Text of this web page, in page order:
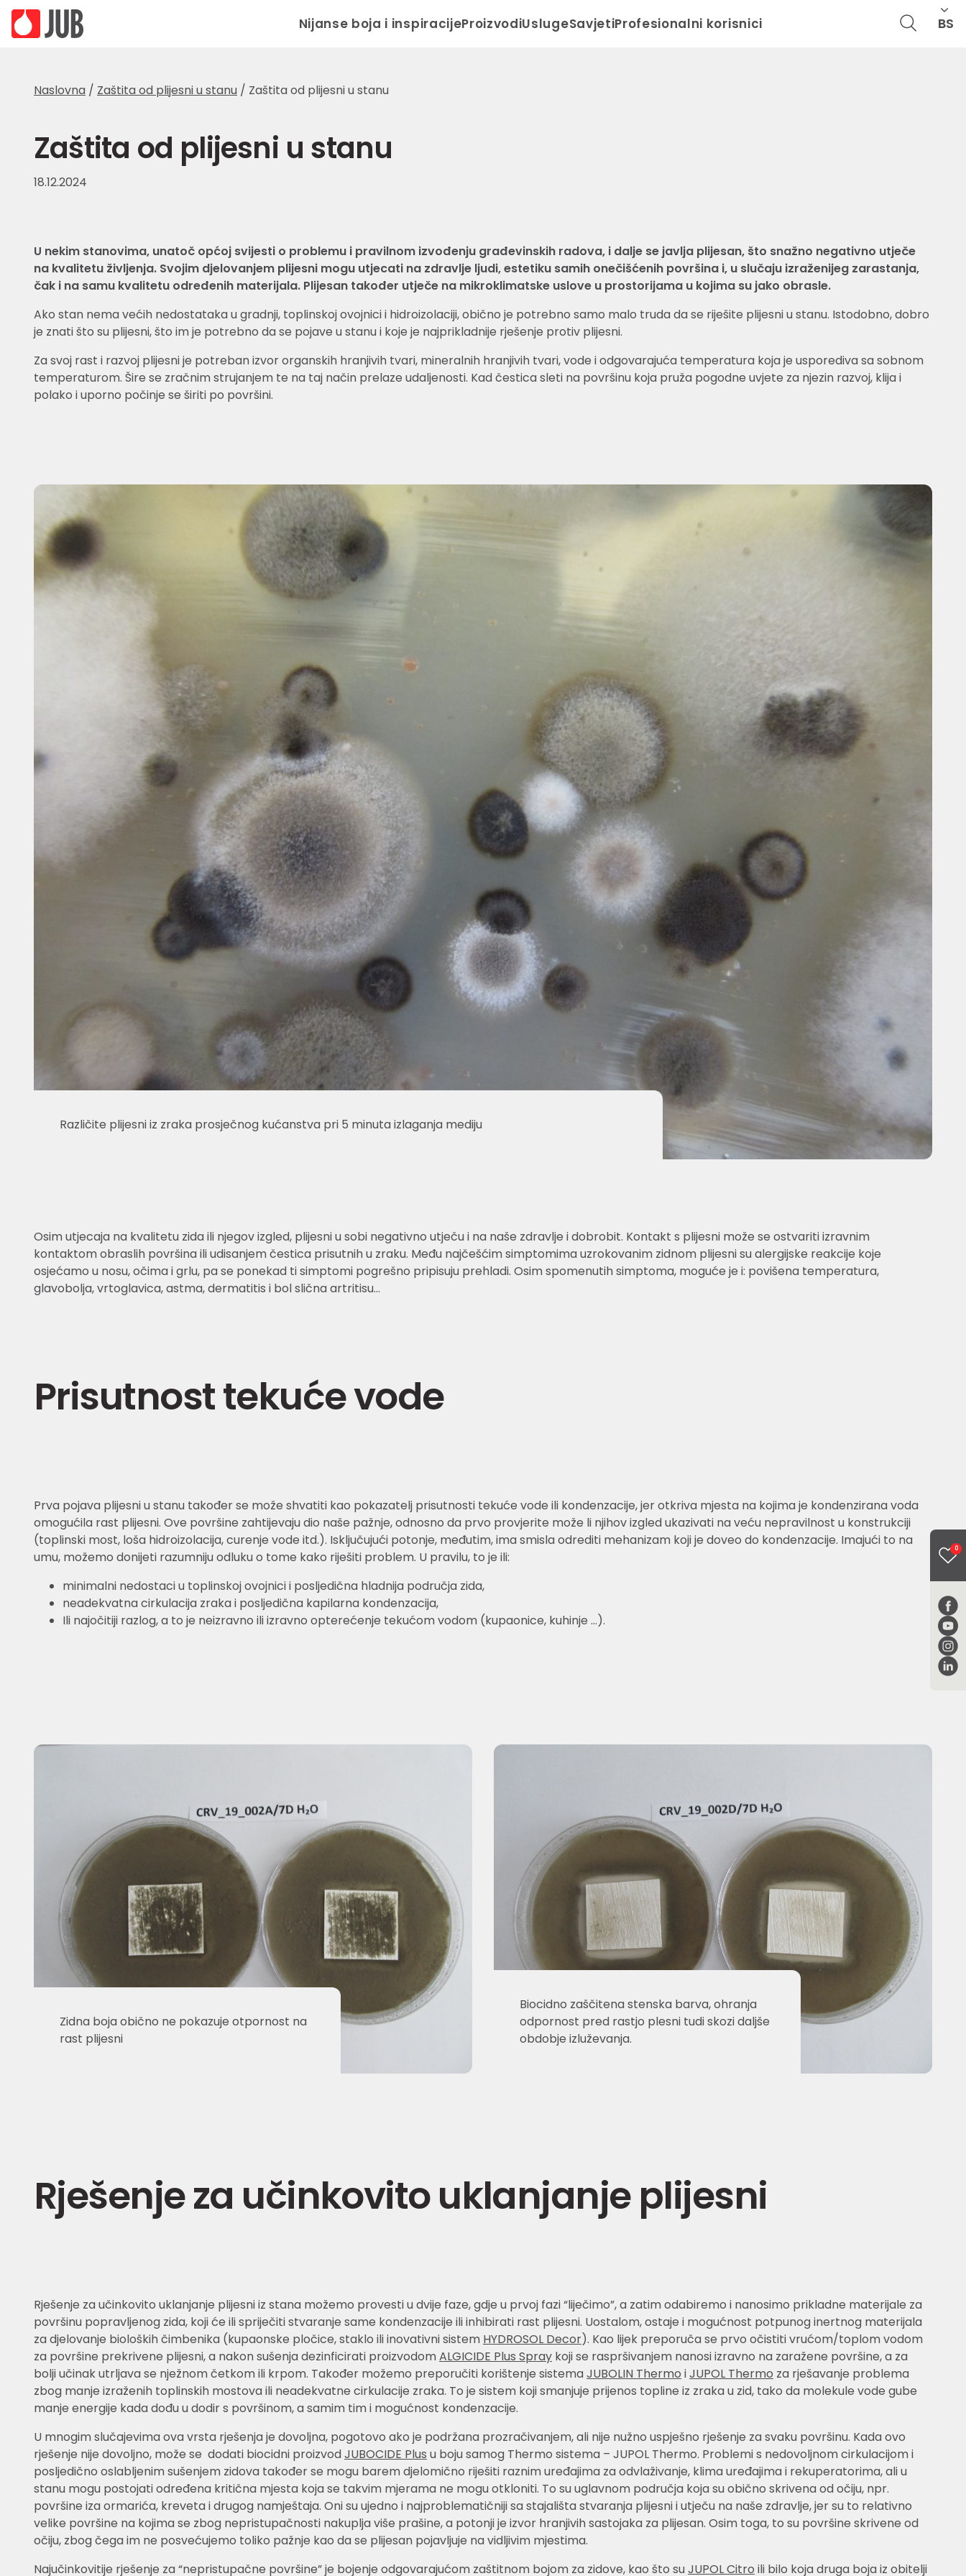
Nijanse boja i inspiracijeProizvodiUslugeSavjetiProfesionalni korisnici BS
0
Naslovna / Zaštita od plijesni u stanu / Zaštita od plijesni u stanu
Zaštita od plijesni u stanu
18.12.2024
U nekim stanovima, unatoč općoj svijesti o problemu i pravilnom izvođenju građevinskih radova, i dalje se javlja plijesan, što snažno negativno utječe
na kvalitetu življenja. Svojim djelovanjem plijesni mogu utjecati na zdravlje ljudi, estetiku samih onečišćenih površina i, u slučaju izraženijeg zarastanja,
čak i na samu kvalitetu određenih materijala. Plijesan također utječe na mikroklimatske uslove u prostorijama u kojima su jako obrasle.
Ako stan nema većih nedostataka u gradnji, toplinskoj ovojnici i hidroizolaciji, obično je potrebno samo malo truda da se riješite plijesni u stanu. Istodobno, dobro
je znati što su plijesni, što im je potrebno da se pojave u stanu i koje je najprikladnije rješenje protiv plijesni.
Za svoj rast i razvoj plijesni je potreban izvor organskih hranjivih tvari, mineralnih hranjivih tvari, vode i odgovarajuća temperatura koja je usporediva sa sobnom
temperaturom. Šire se zračnim strujanjem te na taj način prelaze udaljenosti. Kad čestica sleti na površinu koja pruža pogodne uvjete za njezin razvoj, klija i
polako i uporno počinje se širiti po površini.
Različite plijesni iz zraka prosječnog kućanstva pri 5 minuta izlaganja mediju
Osim utjecaja na kvalitetu zida ili njegov izgled, plijesni u sobi negativno utječu i na naše zdravlje i dobrobit. Kontakt s plijesni može se ostvariti izravnim
kontaktom obraslih površina ili udisanjem čestica prisutnih u zraku. Među najčešćim simptomima uzrokovanim zidnom plijesni su alergijske reakcije koje
osjećamo u nosu, očima i grlu, pa se ponekad ti simptomi pogrešno pripisuju prehladi. Osim spomenutih simptoma, moguće je i: povišena temperatura,
glavobolja, vrtoglavica, astma, dermatitis i bol slična artritisu…
Prisutnost tekuće vode
Prva pojava plijesni u stanu također se može shvatiti kao pokazatelj prisutnosti tekuće vode ili kondenzacije, jer otkriva mjesta na kojima je kondenzirana voda
omogućila rast plijesni. Ove površine zahtijevaju dio naše pažnje, odnosno da prvo provjerite može li njihov izgled ukazivati na veću nepravilnost u konstrukciji
(toplinski most, loša hidroizolacija, curenje vode itd.). Isključujući potonje, međutim, ima smisla odrediti mehanizam koji je doveo do kondenzacije. Imajući to na
umu, možemo donijeti razumniju odluku o tome kako riješiti problem. U pravilu, to je ili:
minimalni nedostaci u toplinskoj ovojnici i posljedična hladnija područja zida,
neadekvatna cirkulacija zraka i posljedična kapilarna kondenzacija,
Ili najočitiji razlog, a to je neizravno ili izravno opterećenje tekućom vodom (kupaonice, kuhinje …).
Zidna boja obično ne pokazuje otpornost na
rast plijesni
Biocidno zaščitena stenska barva, ohranja
odpornost pred rastjo plesni tudi skozi daljše
obdobje izluževanja.
Rješenje za učinkovito uklanjanje plijesni
Rješenje za učinkovito uklanjanje plijesni iz stana možemo provesti u dvije faze, gdje u prvoj fazi “liječimo”, a zatim odabiremo i nanosimo prikladne materijale za
površinu popravljenog zida, koji će ili spriječiti stvaranje same kondenzacije ili inhibirati rast plijesni. Uostalom, ostaje i mogućnost potpunog inertnog materijala
za djelovanje bioloških čimbenika (kupaonske pločice, staklo ili inovativni sistem HYDROSOL Decor). Kao lijek preporuča se prvo očistiti vrućom/toplom vodom
za površine prekrivene plijesni, a nakon sušenja dezinficirati proizvodom ALGICIDE Plus Spray koji se raspršivanjem nanosi izravno na zaražene površine, a za
bolji učinak utrljava se nježnom četkom ili krpom. Također možemo preporučiti korištenje sistema JUBOLIN Thermo iJUPOL Thermo za rješavanje problema
zbog manje izraženih toplinskih mostova ili neadekvatne cirkulacije zraka. To je sistem koji smanjuje prijenos topline iz zraka u zid, tako da molekule vode gube
manje energije kada dođu u dodir s površinom, a samim tim i mogućnost kondenzacije.
U mnogim slučajevima ova vrsta rješenja je dovoljna, pogotovo ako je podržana prozračivanjem, ali nije nužno uspješno rješenje za svaku površinu. Kada ovo
rješenje nije dovoljno, može se dodati biocidni proizvod JUBOCIDE Plus u boju samog Thermo sistema – JUPOL Thermo. Problemi s nedovoljnom cirkulacijom i
posljedično oslabljenim sušenjem zidova također se mogu barem djelomično riješiti raznim uređajima za odvlaživanje, klima uređajima i rekuperatorima, ali u
stanu mogu postojati određena kritična mjesta koja se takvim mjerama ne mogu otkloniti. To su uglavnom područja koja su obično skrivena od očiju, npr.
površine iza ormarića, kreveta i drugog namještaja. Oni su ujedno i najproblematičniji sa stajališta stvaranja plijesni i utječu na naše zdravlje, jer su to relativno
velike površine na kojima se zbog nepristupačnosti nakuplja više prašine, a potonji je izvor hranjivih sastojaka za plijesan. Osim toga, to su površine skrivene od
očiju, zbog čega im ne posvećujemo toliko pažnje kao da se plijesan pojavljuje na vidljivim mjestima.
Najučinkovitije rješenje za “nepristupačne površine” je bojenje odgovarajućom zaštitnom bojom za zidove, kao što su JUPOL Citro ili bilo koja druga boja iz obitelji